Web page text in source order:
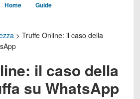
Home Guide
> Truffe Online: il caso della
il caso della
su WhatsApp